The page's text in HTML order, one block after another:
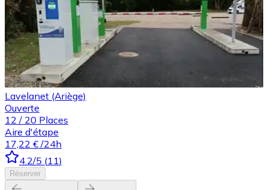
Lavelanet (Ariège)
Ouverte
12 / 20 Places
Aire d'étape
17,22 € /24h
4.2/5 (11)
Réserver